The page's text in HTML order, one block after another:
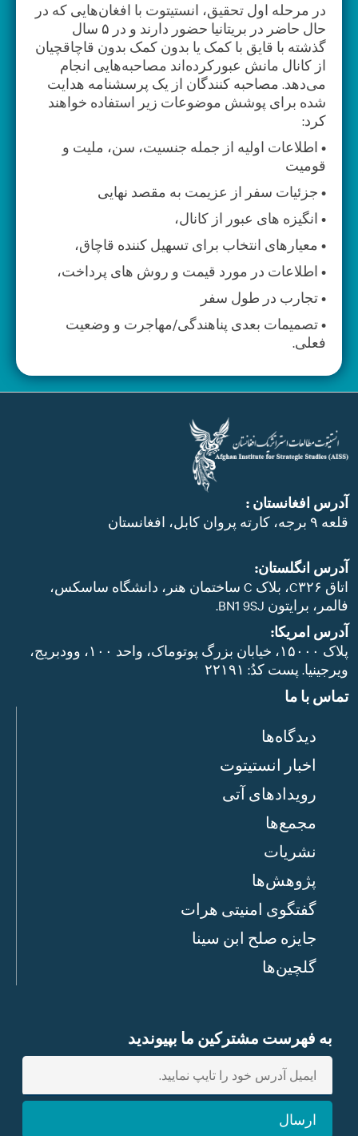
در مرحله اول تحقیق، انستیتوت با افغان‌هایی که در
حال حاضر در بریتانیا حضور دارند و در ۵ سال
گذشته با قایق با کمک یا بدون کمک بدون قاچاقچیان
از کانال مانش عبورکرده‌اند مصاحبه‌هایی انجام
می‌دهد. مصاحبه کنندگان از یک پرسشنامه هدایت
شده برای پوشش موضوعات زیر استفاده خواهند
کرد:
• اطلاعات اولیه از جمله جنسیت، سن، ملیت و
قومیت
• جزئیات سفر از عزیمت به مقصد نهایی
• انگیزه های عبور از کانال،
• معیارهای انتخاب برای تسهیل کننده قاچاق،
• اطلاعات در مورد قیمت و روش های پرداخت،
• تجارب در طول سفر
• تصمیمات بعدی پناهندگی/مهاجرت و وضعیت
فعلی.
آدرس افغانستان :
قلعه ۹ برجه، کارته پروان کابل، افغانستان
آدرس انگلستان:
اتاق C۳۲۶، بلاک C ساختمان هنر، دانشگاه ساسکس،
فالمر، برایتون BN1 9SJ.
آدرس امریکا:
پلاک ۱۵۰۰۰، خیابان بزرگ پوتوماک، واحد ۱۰۰، وودبریج،
ویرجینیا. پست‌ کدُ: ۲۲۱۹۱
تماس با ما
دیدگاه‌ها
اخبار انستیتوت
رویدادهای آتی
مجمع‌ها
نشریات
پژوهش‌ها
گفتگوی امنیتی هرات
جایزه صلح ابن سینا
گلچین‌ها
به فهرست مشترکین ما بپیوندید
E
t
ارسال